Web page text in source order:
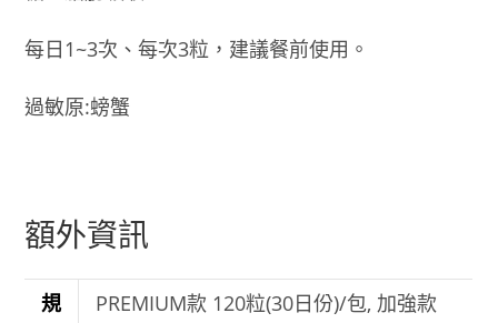
每日1~3次、每次3粒，建議餐前使用。
過敏原:螃蟹
額外資訊
規
PREMIUM款 120粒(30日份)/包, 加強款